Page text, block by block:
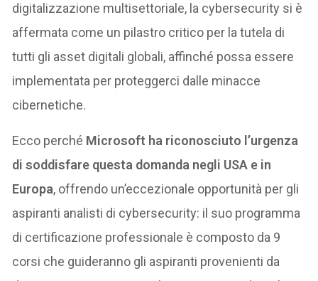
digitalizzazione multisettoriale, la cybersecurity si è
affermata come un pilastro critico per la tutela di
tutti gli asset digitali globali, affinché possa essere
implementata per proteggerci dalle minacce
cibernetiche.
Ecco perché Microsoft ha riconosciuto l’urgenza
di soddisfare questa domanda negli USA e in
Europa, offrendo un’eccezionale opportunità per gli
aspiranti analisti di cybersecurity: il suo programma
di certificazione professionale è composto da 9
corsi che guideranno gli aspiranti provenienti da